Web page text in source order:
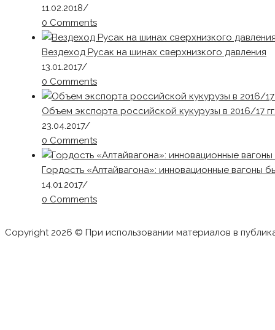
11.02.2018/
0 Comments
Вездеход Русак на шинах сверхнизкого давления
13.01.2017/
0 Comments
Объем экспорта российской кукурузы в 2016/17
23.04.2017/
0 Comments
Гордость «Алтайвагона»: инновационные вагоны
14.01.2017/
0 Comments
Copyright 2026 © При использовании материалов в